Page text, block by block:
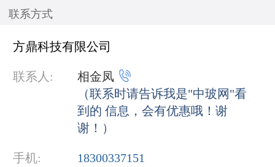
联系方式
方鼎科技有限公司
联系人: 相金凤 
（联系时请告诉我是"中玻网"看
到的 信息，会有优惠哦！谢
谢！）
手机: 18300337151